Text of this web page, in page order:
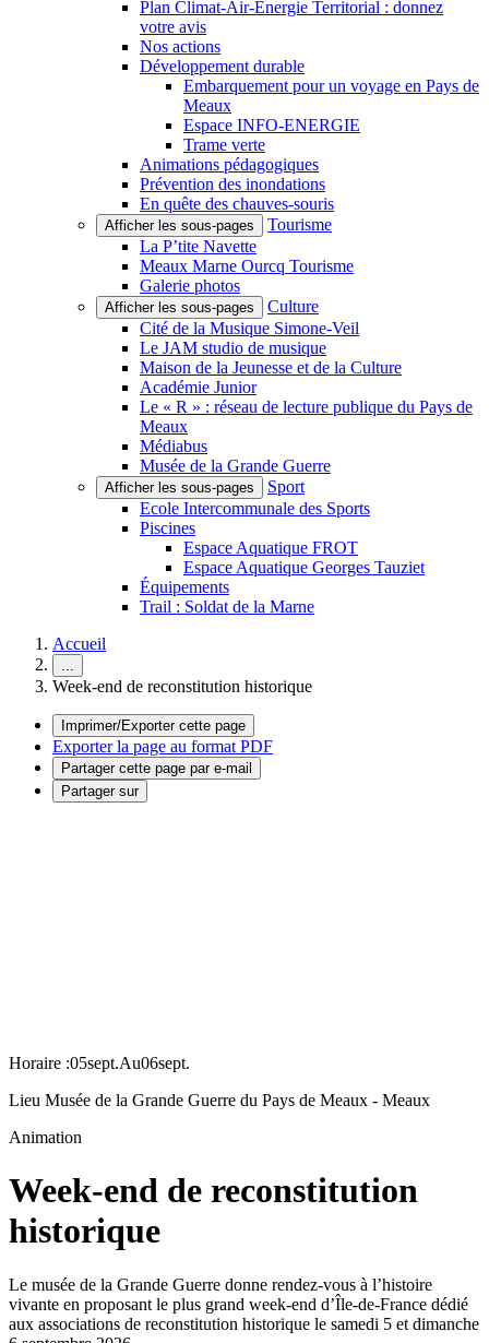
Plan Climat-Air-Énergie Territorial : donnez
votre avis
Nos actions
Développement durable
Embarquement pour un voyage en Pays de
Meaux
Espace INFO-ENERGIE
Trame verte
Animations pédagogiques
Prévention des inondations
En quête des chauves-souris
Afficher les sous-pages
Tourisme
La P’tite Navette
Meaux Marne Ourcq Tourisme
Galerie photos
Afficher les sous-pages
Culture
Cité de la Musique Simone-Veil
Le JAM studio de musique
Maison de la Jeunesse et de la Culture
Académie Junior
Le « R » : réseau de lecture publique du Pays de
Meaux
Médiabus
Musée de la Grande Guerre
Afficher les sous-pages
Sport
Ecole Intercommunale des Sports
Piscines
Espace Aquatique FROT
Espace Aquatique Georges Tauziet
Équipements
Trail : Soldat de la Marne
Accueil
...
Week-end de reconstitution historique
Imprimer/Exporter cette page
Exporter la page au format PDF
Partager cette page par e-mail
Partager sur
Horaire :05sept.Au06sept.
Lieu Musée de la Grande Guerre du Pays de Meaux - Meaux
Animation
Week-end de reconstitution
historique
Le musée de la Grande Guerre donne rendez-vous à l’histoire
vivante en proposant le plus grand week-end d’Île-de-France dédié
aux associations de reconstitution historique le samedi 5 et dimanche